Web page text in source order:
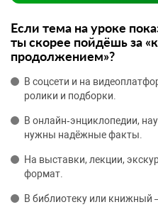
Если тема на уроке
ты скорее пойдёшь за
продолжением»?
В соцсети и на
ролики и подборки.
В онлайн‑энциклопедии,
нужны надёжные факты.
На выставки, лекции,
формат.
В библиотеку или книжный